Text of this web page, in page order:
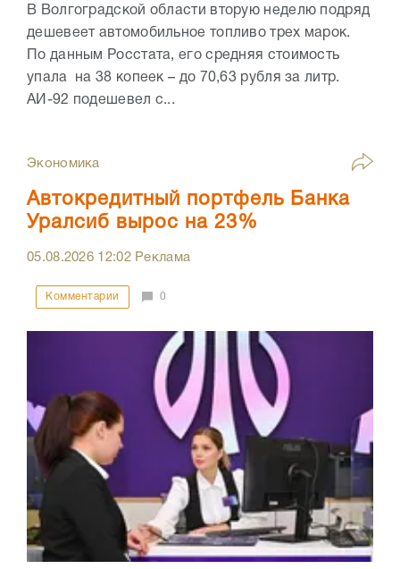
В Волгоградской области вторую неделю подряд
дешевеет автомобильное топливо трех марок.
По данным Росстата, его средняя стоимость
упала на 38 копеек – до 70,63 рубля за литр.
АИ-92 подешевел с...
Экономика
Автокредитный портфель Банка
Уралсиб вырос на 23%
05.08.2026 12:02Реклама
Комментарии 0